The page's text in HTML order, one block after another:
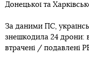
Донецької та
За даними ПС,
знешкодила 24 дрони:
втрачені / подавлені